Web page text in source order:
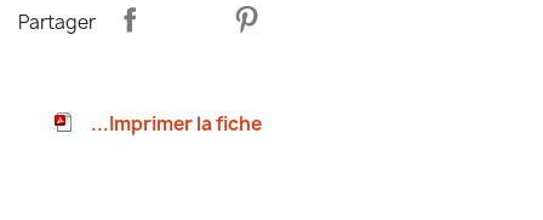
Partager
...Imprimer la fiche